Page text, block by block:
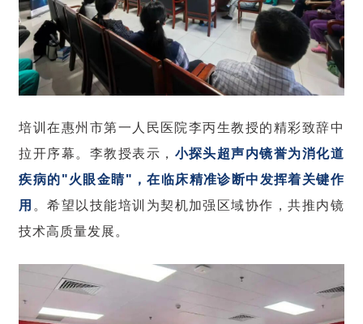
培训在惠州市第一人民医院李丙生教授的精彩致辞中
拉开序幕。李教授表示， 小探头超声内镜誉为消化道
疾病的"火眼金睛"，在临床精准诊断中发挥着关键作
用 。希望以技能培训为契机加强区域协作，共推内镜
技术高质量发展。